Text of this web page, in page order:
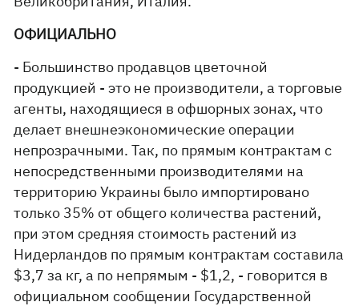
ОФИЦИАЛЬНО
- Большинство продавцов цветочной
продукцией - это не производители, а торговые
агенты, находящиеся в офшорных зонах, что
делает внешнеэкономические операции
непрозрачными. Так, по прямым контрактам с
непосредственными производителями на
территорию Украины было импортировано
только 35% от общего количества растений,
при этом средняя стоимость растений из
Нидерландов по прямым контрактам составила
$3,7 за кг, а по непрямым - $1,2, - говорится в
официальном сообщении Государственной